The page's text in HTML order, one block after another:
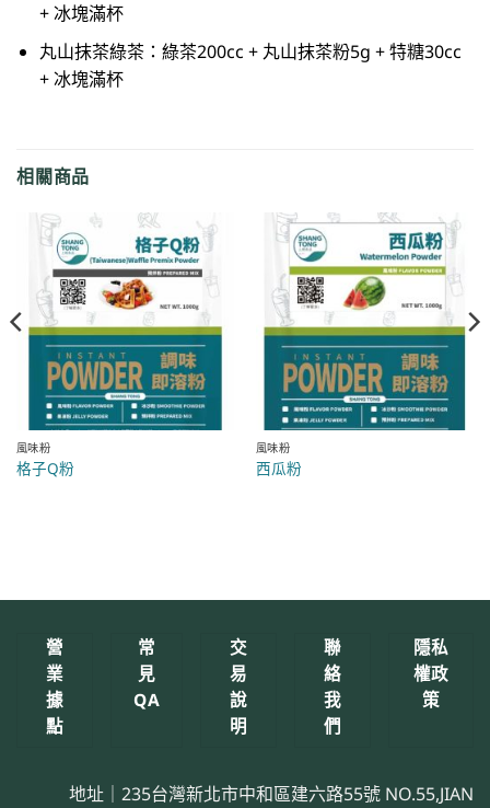
+ 冰塊滿杯
丸山抹茶綠茶：綠茶200cc + 丸山抹茶粉5g + 特糖30cc
+ 冰塊滿杯
相關商品
風味粉
格子Q粉
風味粉
西瓜粉
營
業
據
點
常
見
QA
交
易
說
明
聯
絡
我
們
隱私
權政
策
地址｜235台灣新北市中和區建六路55號 NO.55,JIAN